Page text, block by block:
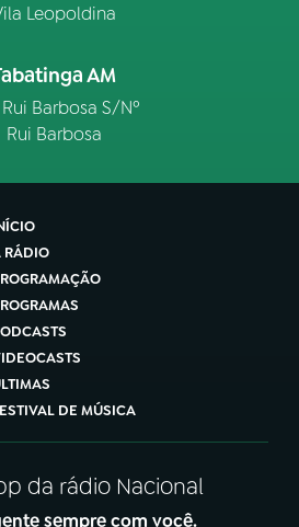
Leopoldina
AM
Barbosa S/Nº
Rui Barbosa
RÁDIO
DE MÚSICA
da rádio Nacional
sempre com você.